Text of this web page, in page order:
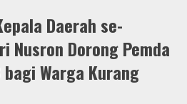
Daerah se-
Nusron Dorong Pemda
bagi Warga Kurang